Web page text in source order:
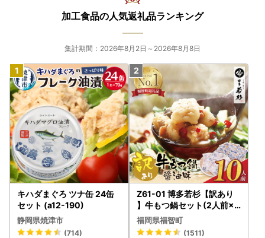
加工食品の人気返礼品ランキング
集計期間：2026年8月2日～2026年8月8日
キハダまぐろ ツナ缶 24缶
セット (a12-190)
静岡県焼津市
(714)
Z61-01 博多若杉【訳あり
】牛もつ鍋セット(2人前×5
) 10人前 もつ鍋
福岡県福智町
(1511)